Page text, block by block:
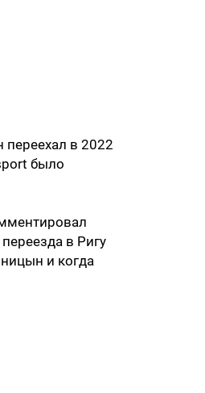
переехал в 2022
было
в Ригу
и когда